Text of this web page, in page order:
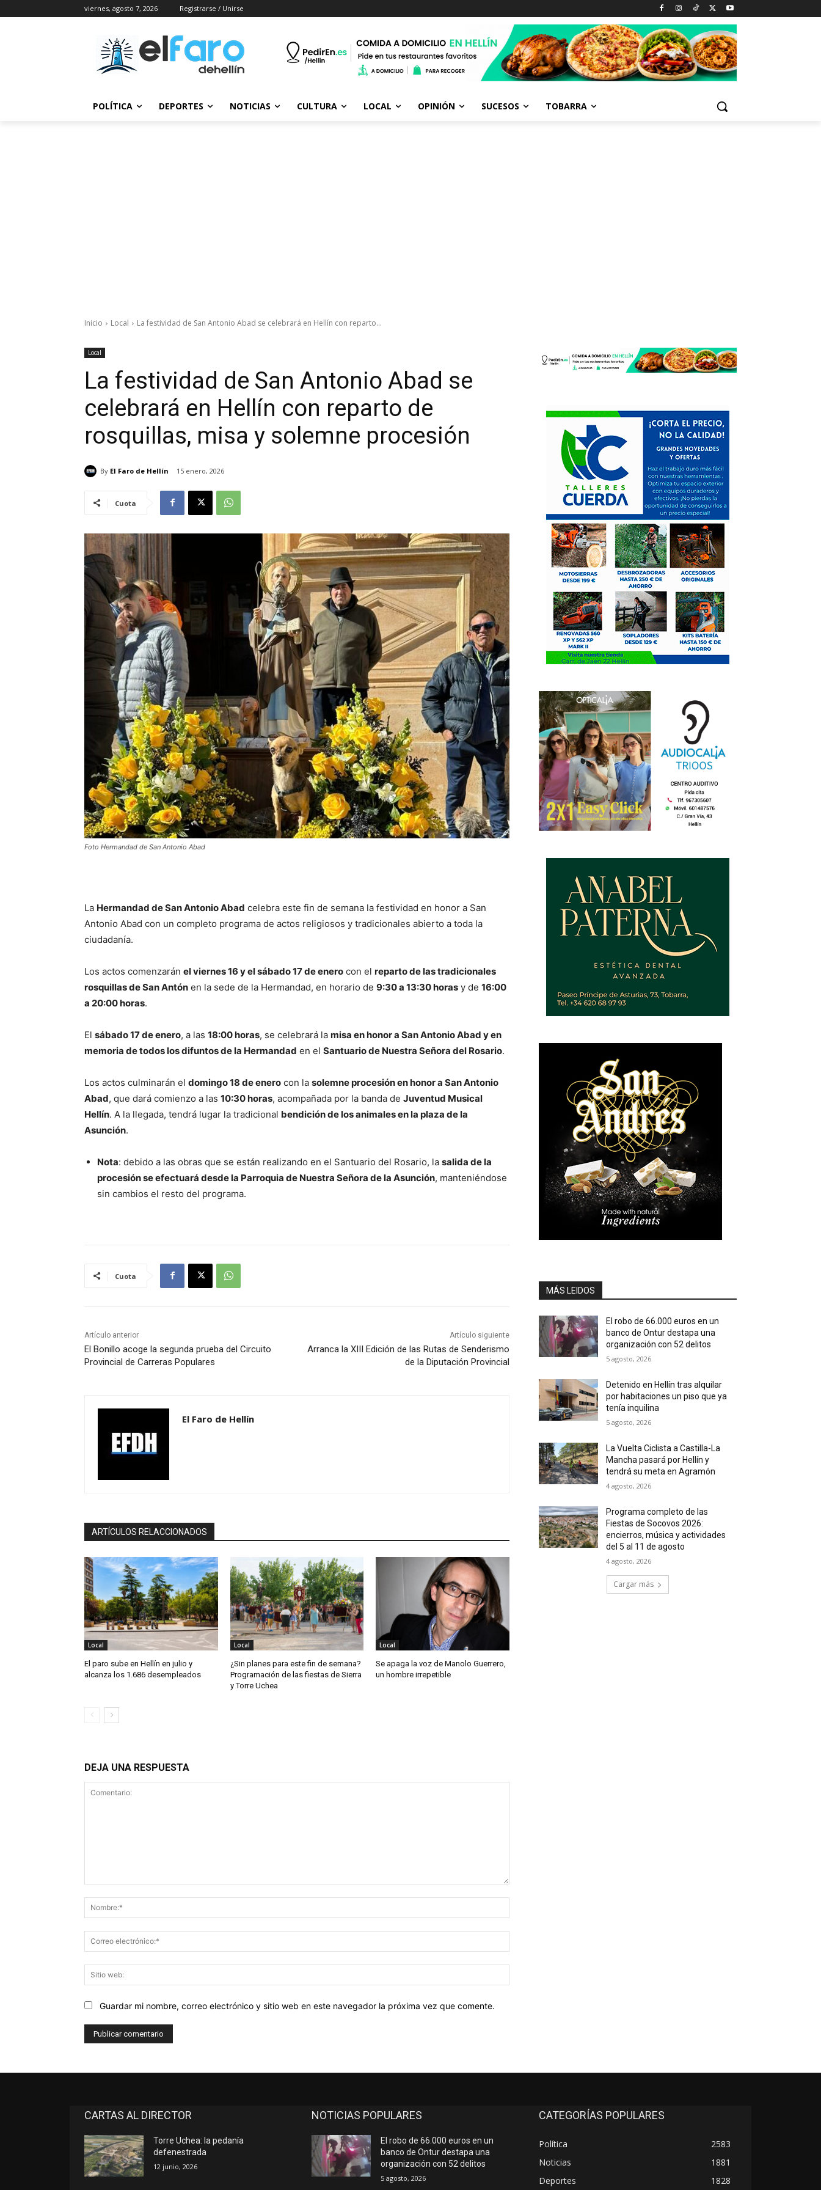
viernes, agosto 7, 2026 Registrarse / Unirse
POLÍTICA DEPORTES NOTICIAS CULTURA LOCAL OPINIÓN SUCESOS TOBARRA
Inicio Local La festividad de San Antonio Abad se celebrará en Hellín con reparto...
Local
La festividad de San Antonio Abad se
celebrará en Hellín con reparto de
rosquillas, misa y solemne procesión
By El Faro de Hellín 15 enero, 2026
Cuota
Foto Hermandad de San Antonio Abad
La Hermandad de San Antonio Abad celebra este fin de semana la festividad en honor a San
Antonio Abad con un completo programa de actos religiosos y tradicionales abierto a toda la
ciudadanía.
Los actos comenzarán el viernes 16 y el sábado 17 de enero con el reparto de las tradicionales
rosquillas de San Antón en la sede de la Hermandad, en horario de 9:30 a 13:30 horas y de 16:00
a 20:00 horas.
El sábado 17 de enero, a las 18:00 horas, se celebrará la misa en honor a San Antonio Abad y en
memoria de todos los difuntos de la Hermandad en el Santuario de Nuestra Señora del Rosario.
Los actos culminarán el domingo 18 de enero con la solemne procesión en honor a San Antonio
Abad, que dará comienzo a las 10:30 horas, acompañada por la banda de Juventud Musical
Hellín. A la llegada, tendrá lugar la tradicional bendición de los animales en la plaza de la
Asunción.
Nota: debido a las obras que se están realizando en el Santuario del Rosario, la salida de la
procesión se efectuará desde la Parroquia de Nuestra Señora de la Asunción, manteniéndose
sin cambios el resto del programa.
Cuota
Artículo anterior
El Bonillo acoge la segunda prueba del Circuito
Provincial de Carreras Populares
Artículo siguiente
Arranca la XIII Edición de las Rutas de Senderismo
de la Diputación Provincial
El Faro de Hellín
ARTÍCULOS RELACCIONADOS
Local
El paro sube en Hellín en julio y
alcanza los 1.686 desempleados
Local
¿Sin planes para este fin de semana?
Programación de las fiestas de Sierra
y Torre Uchea
Local
Se apaga la voz de Manolo Guerrero,
un hombre irrepetible
DEJA UNA RESPUESTA
electrónico:*
web:
Guardar mi nombre, correo electrónico y sitio web en este navegador la próxima vez que comente.
MÁS LEIDOS
El robo de 66.000 euros en un
banco de Ontur destapa una
organización con 52 delitos
5 agosto, 2026
Detenido en Hellín tras alquilar
por habitaciones un piso que ya
tenía inquilina
5 agosto, 2026
La Vuelta Ciclista a Castilla-La
Mancha pasará por Hellín y
tendrá su meta en Agramón
4 agosto, 2026
Programa completo de las
Fiestas de Socovos 2026:
encierros, música y actividades
del 5 al 11 de agosto
4 agosto, 2026
Cargar más
CARTAS AL DIRECTOR
Torre Uchea: la pedanía
defenestrada
12 junio, 2026
NOTICIAS POPULARES
El robo de 66.000 euros en un
banco de Ontur destapa una
organización con 52 delitos
5 agosto, 2026
CATEGORÍAS POPULARES
Política
2583
Noticias
1881
Deportes
1828